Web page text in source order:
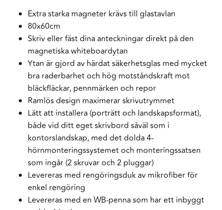
Extra starka magneter krävs till glastavlan
80x60cm
Skriv eller fäst dina anteckningar direkt på den
magnetiska whiteboardytan
Ytan är gjord av härdat säkerhetsglas med mycket
bra raderbarhet och hög motståndskraft mot
bläckfläckar, pennmärken och repor
Ramlös design maximerar skrivutrymmet
Lätt att installera (porträtt och landskapsformat),
både vid ditt eget skrivbord såväl som i
kontorslandskap, med det dolda 4-
hörnmonteringssystemet och monteringssatsen
som ingår (2 skruvar och 2 pluggar)
Levereras med rengöringsduk av mikrofiber för
enkel rengöring
Levereras med en WB-penna som har ett inbyggt